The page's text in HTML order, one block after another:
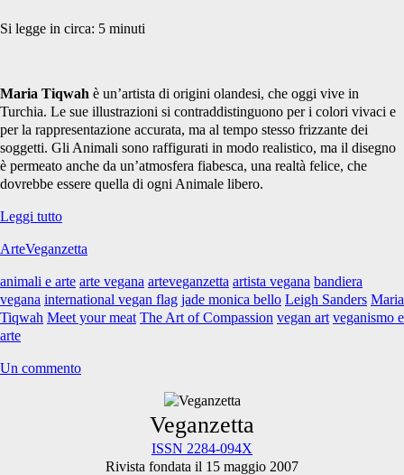
<span>bandiera
vegana</span>
Si legge in circa: 5 minuti
Maria Tiqwah è un’artista di origini olandesi, che oggi vive in
Turchia. Le sue illustrazioni si contraddistinguono per i colori vivaci e
per la rappresentazione accurata, ma al tempo stesso frizzante dei
soggetti. Gli Animali sono raffigurati in modo realistico, ma il disegno
è permeato anche da un’atmosfera fiabesca, una realtà felice, che
dovrebbe essere quella di ogni Animale libero.
Leggi tuttoMaria
ArteVeganzetta
animali e arte arte vegana arteveganzetta artista vegana bandiera
vegana international vegan flag jade monica bello Leigh Sanders Maria
Tiqwah Meet your meat The Art of Compassion vegan art veganismo e
arte
Un commento
Veganzetta
ISSN 2284-094X
Rivista fondata il 15 maggio 2007